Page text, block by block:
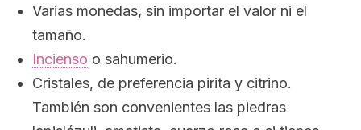
Varias monedas, sin importar el valor ni el
tamaño.
Incienso o sahumerio.
Cristales, de preferencia pirita y citrino.
También son convenientes las piedras